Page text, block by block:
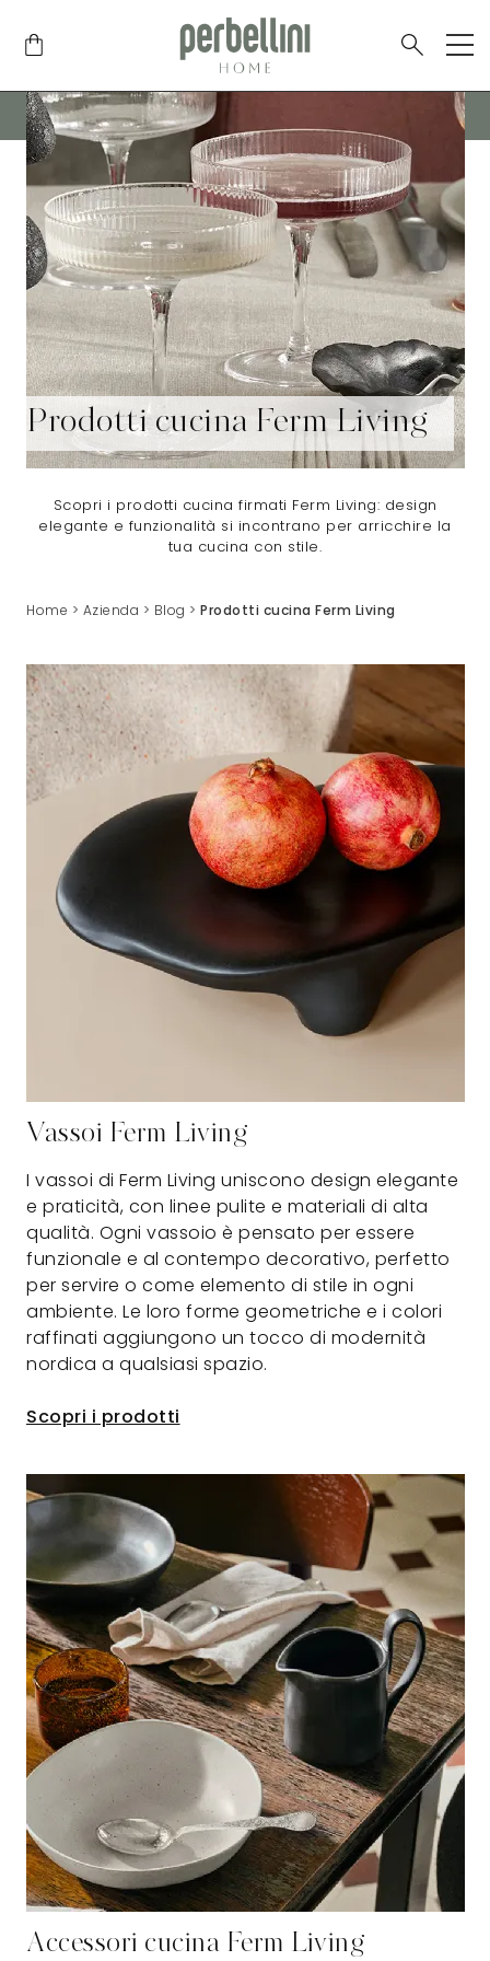
SPEDIZIONE GRATUITA IN TUTTA ITALIA
SOLAMENTE SU ARTICOLI DI PICCOLE DIMENSIONI
Prodotti cucina Ferm Living
Scopri i prodotti cucina firmati Ferm Living: design
elegante e funzionalità si incontrano per arricchire la
tua cucina con stile.
Home > Azienda > Blog > Prodotti cucina Ferm Living
Vassoi Ferm Living
I vassoi di Ferm Living uniscono design elegante
e praticità, con linee pulite e materiali di alta
qualità. Ogni vassoio è pensato per essere
funzionale e al contempo decorativo, perfetto
per servire o come elemento di stile in ogni
ambiente. Le loro forme geometriche e i colori
raffinati aggiungono un tocco di modernità
nordica a qualsiasi spazio.
Scopri i prodotti
Accessori cucina Ferm Living